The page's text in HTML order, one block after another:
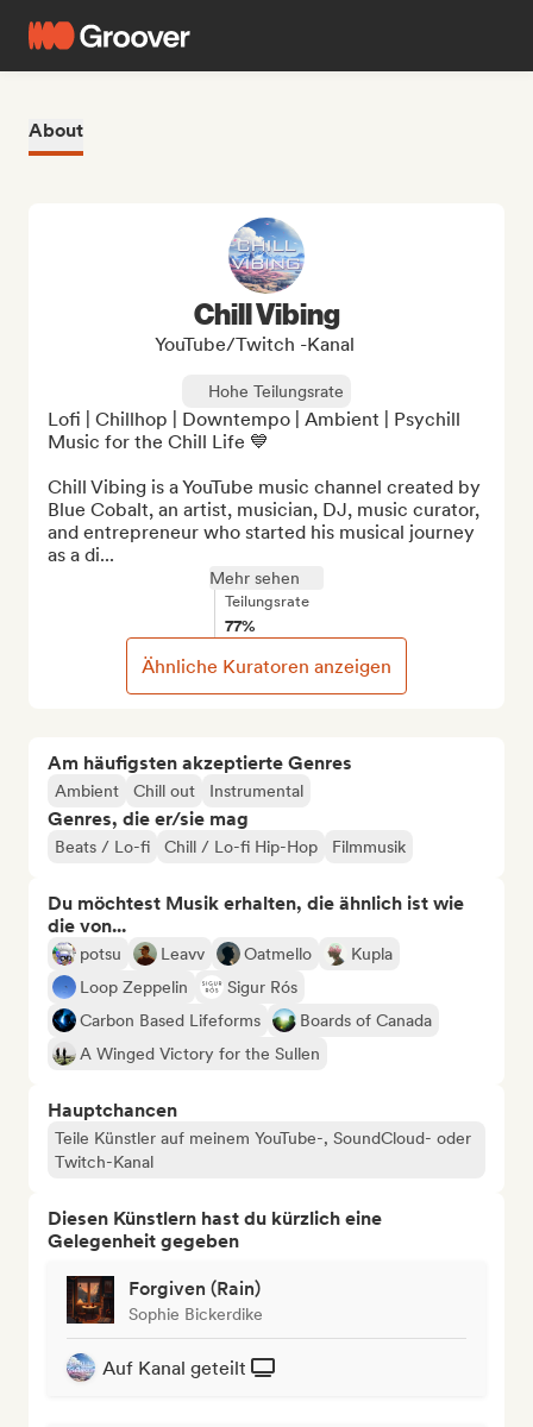
About
Am häufigsten akzeptierte Genres
Ambient Chill out Instrumental
Genres, die er/sie mag
Beats / Lo-fi Chill / Lo-fi Hip-Hop Filmmusik
Du möchtest Musik erhalten, die ähnlich ist wie
die von...
potsu Leavv Oatmello
Kupla
Loop Zeppelin
Sigur Rós
Carbon Based Lifeforms
Boards of Canada
A Winged Victory for the Sullen
Hauptchancen
Teile Künstler auf meinem YouTube-, SoundCloud- oder
Twitch-Kanal
Diesen Künstlern hast du kürzlich eine
Gelegenheit gegeben
Forgiven (Rain)
Sophie Bickerdike
Auf Kanal geteilt
Chill Vibing
YouTube/Twitch -Kanal
Hohe Teilungsrate
Lofi | Chillhop | Downtempo | Ambient | Psychill
Music for the Chill Life 💙
Chill Vibing is a YouTube music channel created by
Blue Cobalt, an artist, musician, DJ, music curator,
and entrepreneur who started his musical journey
as a di...
Mehr sehen
Teilungsrate
77%
Ähnliche Kuratoren anzeigen